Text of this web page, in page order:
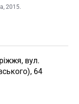
2015.
вул.
64